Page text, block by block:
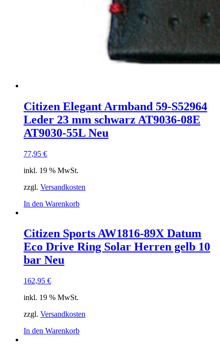
Citizen Elegant Armband 59-S52964
Leder 23 mm schwarz AT9036-08E
AT9030-55L Neu
77,95 €
inkl. 19 % MwSt.
zzgl. Versandkosten
In den Warenkorb
Citizen Sports AW1816-89X Datum
Eco Drive Ring Solar Herren gelb 10
bar Neu
162,95 €
inkl. 19 % MwSt.
zzgl. Versandkosten
In den Warenkorb